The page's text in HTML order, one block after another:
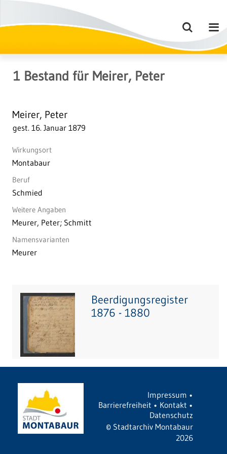
1 Bestand für Meirer, Peter
Meirer, Peter
gest. 16. Januar 1879
Wirkungsort
Montabaur
Beruf
Schmied
Weitere Angaben
Meurer, Peter; Schmitt
Namensvarianten
Meurer
Beerdigungsregister
1876 - 1880
Impressum •
Barrierefreiheit • Kontakt •
Datenschutz
© Stadtarchiv Montabaur
2026